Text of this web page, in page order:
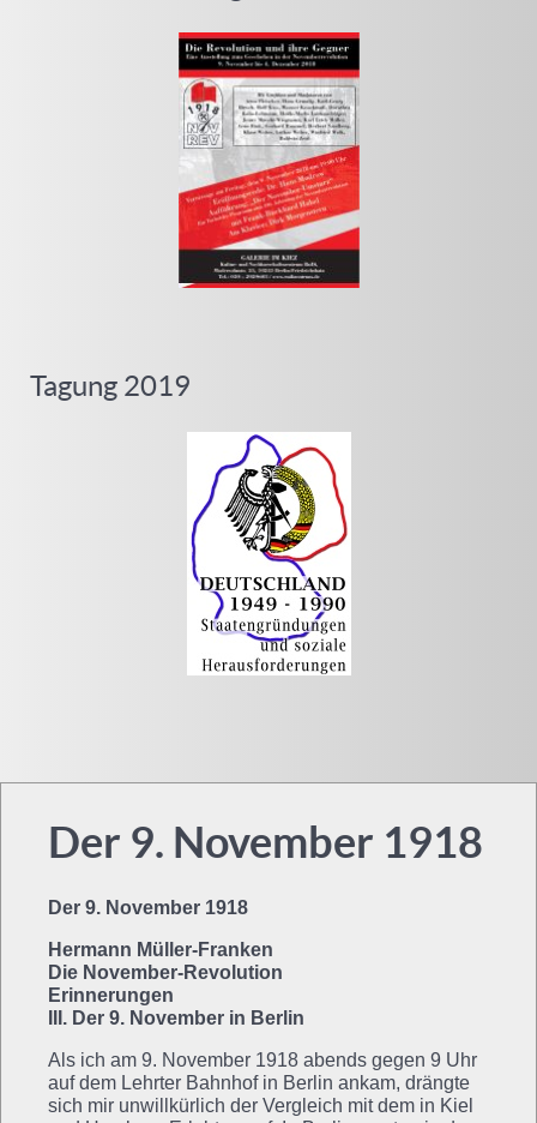
Tagung 2019
Der 9. November 1918
Der 9. November 1918
Hermann Müller-Franken
Die November-Revolution
Erinnerungen
III. Der 9. November in Berlin
Als ich am 9. November 1918 abends gegen 9 Uhr
auf dem Lehrter Bahnhof in Berlin ankam, drängte
sich mir unwillkürlich der Vergleich mit dem in Kiel